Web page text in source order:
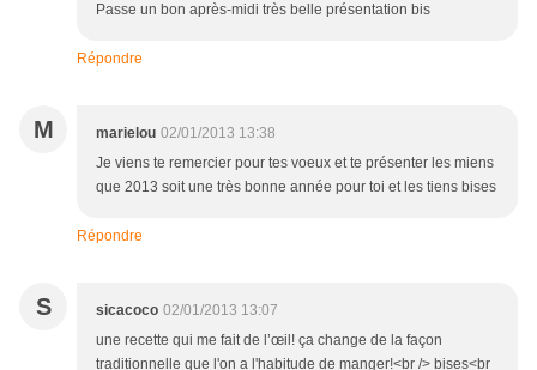
Passe un bon après-midi très belle présentation bis
Répondre
M marielou 02/01/2013 13:38
Je viens te remercier pour tes voeux et te présenter les miens
que 2013 soit une très bonne année pour toi et les tiens bises
Répondre
S sicacoco 02/01/2013 13:07
une recette qui me fait de l’œil! ça change de la façon
traditionnelle que l'on a l'habitude de manger!<br /> bises<br